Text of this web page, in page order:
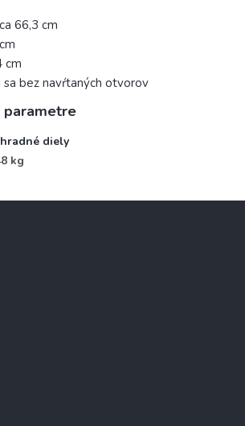
66,3 cm
cm
sa bez navŕtaných otvorov
parametre
diely
kg